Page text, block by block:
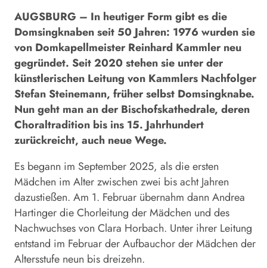
AUGSBURG – In heutiger Form gibt es die
Domsingknaben seit 50 Jahren: 1976 wurden sie
von Domkapellmeister Reinhard Kammler neu
gegründet. Seit 2020 stehen sie unter der
künstlerischen Leitung von Kammlers Nachfolger
Stefan Steinemann, früher selbst Domsingknabe.
Nun geht man an der Bischofskathedrale, deren
Choraltradition bis ins 15. Jahrhundert
zurückreicht, auch neue Wege.
Es begann im September 2025, als die ersten
Mädchen im Alter zwischen zwei bis acht Jahren
dazustießen. Am 1. Februar übernahm dann Andrea
Hartinger die Chorleitung der Mädchen und des
Nachwuchses von Clara Horbach. Unter ihrer Leitung
entstand im Februar der Aufbauchor der Mädchen der
Altersstufe neun bis dreizehn.